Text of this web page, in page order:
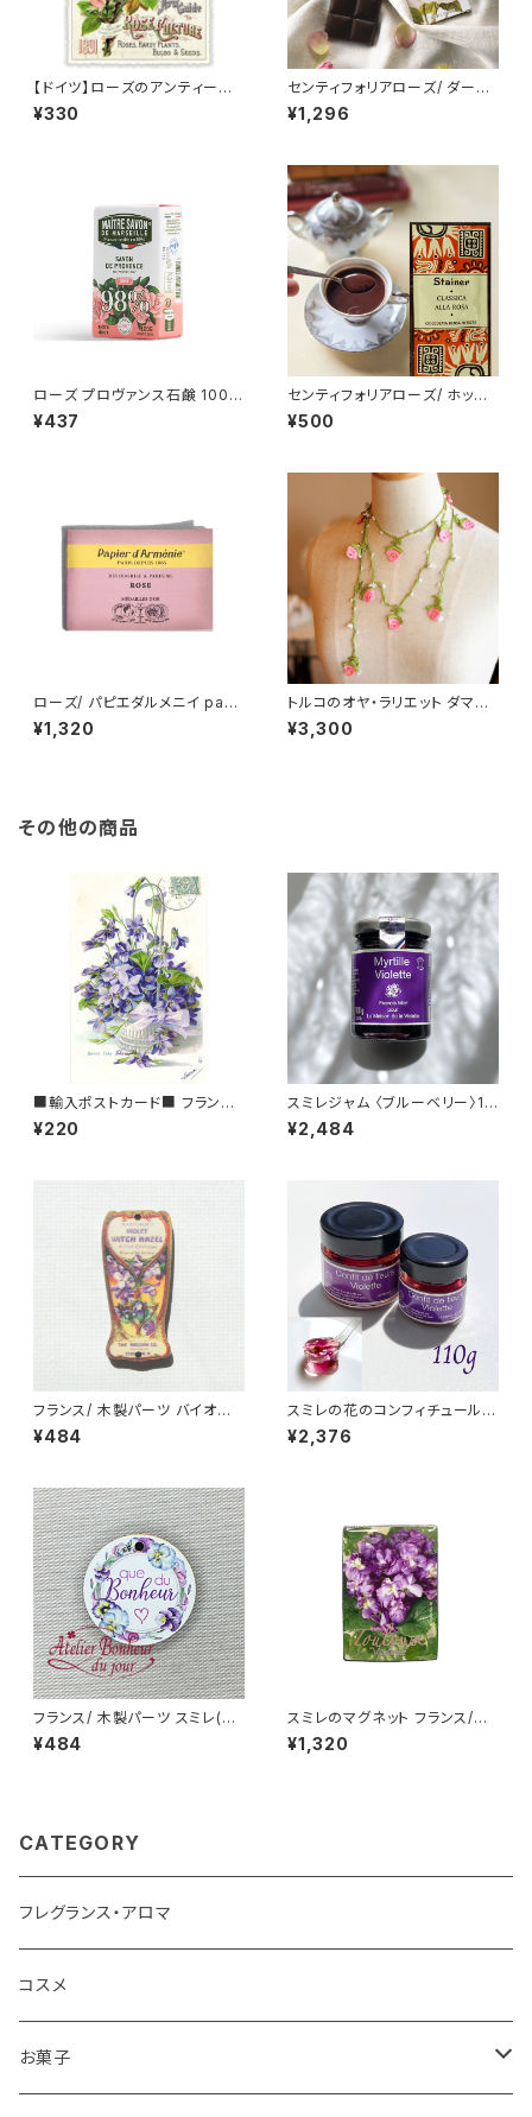
【ドイツ】ローズのアンティーク
調ポストカード ラメ＆ダイカット
加工 ■輸入ポストカード■ pin
¥330
センティフォリアローズ/ ダーク
チョコレート Stainer (スタイナ
ー) カカオ70% チョコタブレット
¥1,296
ローズ プロヴァンス石鹸 100g
/Maitre Savon de Marseill
e/メートル・サボン・ド・マルセイ
¥437
センティフォリアローズ/ ホット
チョコレート Stainer (スタイナ
ー) チョコラタッツァ ローズ Hot
¥500
ローズ/ パピエダルメニイ papi
er d'armenie トリプル ローズ
ROSE BOOKLET
¥1,320
トルコのオヤ・ラリエット ダマス
クローズモチーフ トルコアクセ
サリー Oya
¥3,300
その他の商品
■輸入ポストカード■ フランス/
トゥールーズ スミレのフラワー
バスケット Toulouse バイオレ
¥220
スミレジャム 〈ブルーベリー〉10
0g La Maison de la Violett
e バイオレットジャム Francis
¥2,484
フランス/ 木製パーツ バイオレッ
ト(スミレ) アンティークラベル
ウィッチヘーゼル 3cm 輸入 ウ
¥484
スミレの花のコンフィチュール 1
10g バイオレットフラワー コン
フィー La Maison de la Viol
¥2,376
フランス/ 木製パーツ スミレ(パ
ンジー) ラウンド2.5cm 輸入 ウ
ッドパーツ
¥484
スミレのマグネット フランス/トゥ
ールーズ Toulouse パルマバ
イオレット /１個
¥1,320
CATEGORY
フレグランス・アロマ
コスメ
お菓子